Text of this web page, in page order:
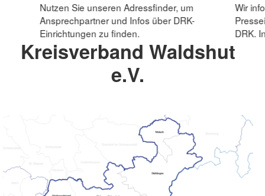
Nutzen Sie unseren Adressfinder, um
Ansprechpartner und Infos über DRK-
Einrichtungen zu finden.
Wir
DRK.
Kreisverband Waldshut
e.V.